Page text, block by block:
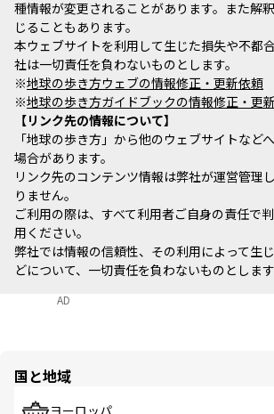
種情報が変更されることがあります。また解
じることもあります。
本ウェブサイトを利用して生じた損失や不都
社は一切責任を負わないものとします。
※地球の歩き方ウェブの情報修正・更新依頼
※地球の歩き方ガイドブックの情報修正・更
リンク先の情報について
「地球の歩き方」から他のウェブサイトなど
場合があります。
リンク先のコンテンツ情報は弊社が運営管理
りません。
ご利用の際は、すべて利用者ご自身の責任で
用ください。
弊社では情報の信頼性、その利用によって生
どについて、一切責任を負わないものとします
AD
国と地域